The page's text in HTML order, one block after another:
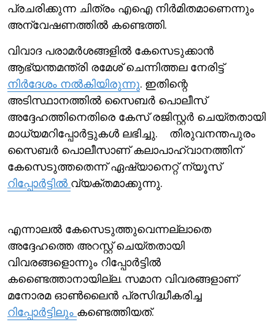
പ്രചരിക്കുന്ന ചിത്രം എഐ നിര്‍മിതമാണെന്നും
അന്വേഷണത്തില്‍ കണ്ടെത്തി.
വിവാദ പരാമര്‍ശങ്ങളില്‍ കേസെടുക്കാന്‍
ആഭ്യന്തമന്ത്രി രമേശ് ചെന്നിത്തല നേരിട്ട്
നിര്‍ദേശം നല്‍കിയിരുന്നു. ഇതിന്റെ
അടിസ്ഥാനത്തില്‍ സൈബര്‍ പൊലീസ്
അദ്ദേഹത്തിനെതിരെ കേസ് രജിസ്റ്റര്‍ ചെയ്തതായി
മാധ്യമറിപ്പോര്‍ട്ടുകള്‍ ലഭിച്ചു. തിരുവനന്തപുരം
സൈബർ പൊലീസാണ് കലാപാഹ്വാനത്തിന്
കേസെടുത്തതെന്ന് ഏഷ്യാനെറ്റ് ന്യൂസ്
റിപ്പോര്‍ട്ടില്‍ വ്യക്തമാക്കുന്നു.
എന്നാലല്‍ കേസെടുത്തുവെന്നല്ലാതെ
അദ്ദേഹത്തെ അറസ്റ്റ് ചെയ്തതായി
വിവരങ്ങളൊന്നും റിപ്പോര്‍ട്ടില്‍
കണ്ടെെത്താനായില്ല. സമാന വിവരങ്ങളാണ്
മനോരമ ഓണ്‍ലൈന്‍ പ്രസിദ്ധീകരിച്ച
റിപ്പോര്‍ട്ടിലും കണ്ടെത്തിയത്.